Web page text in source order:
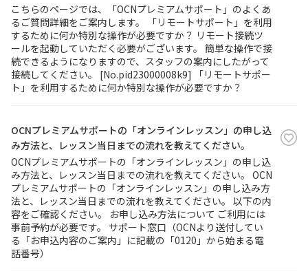
こちらのページでは、「OCNプレミアムサポート」のよくあ
るご質問詳細をご案内します。 「リモートサポート」を利用
するために何か特別な操作が必要ですか？ リモート接続ツ
ールを起動していただく必要がございます。 簡単な操作で接
続できるようになりますので、スタッフの案内にしたがって
接続してください。 [No.pid23000008k9] 「リモートサポー
ト」を利用するために何か特別な操作が必要ですか？
OCNプレミアムサポートの「オンラインレッスン」の申し込
み方法と、レッスン当日までの流れを教えてください。
OCNプレミアムサポートの「オンラインレッスン」の申し込
み方法と、レッスン当日までの流れを教えてください。 OCN
プレミアムサポートの「オンラインレッスン」の申し込み方
法と、レッスン当日までの流れを教えてください。 以下の内
容をご確認ください。 お申し込み方法について ご利用には
事前予約が必要です。 サポート窓口（OCNより送付してい
る「お申込内容のご案内」に記載の「0120」から始まる電
話番号）